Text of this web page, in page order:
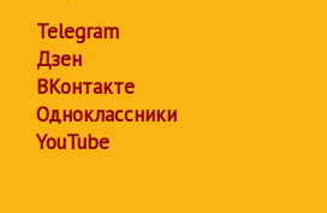
Telegram
Дзен
ВКонтакте
Одноклассники
YouTube